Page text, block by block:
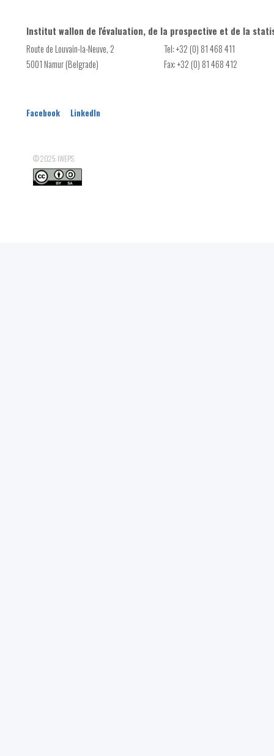
Fauchage tardif
Subvention Plantation
PCDR
Institut wallon de l'évaluation, de la prospective et de la
Route de Louvain-la-Neuve, 2
5001 Namur (Belgrade)
Tel: +32 (0) 81 468 411
Fax: +32 (0) 81 468 412
Facebook LinkedIn
© 2025: IWEPS